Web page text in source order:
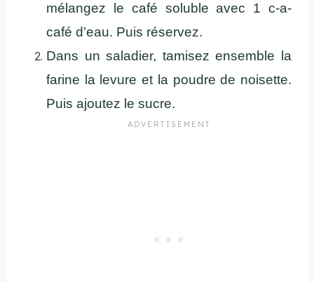
mélangez le café soluble avec 1 c-a-
café d’eau. Puis réservez.
Dans un saladier, tamisez ensemble la
farine la levure et la poudre de noisette.
Puis ajoutez le sucre.